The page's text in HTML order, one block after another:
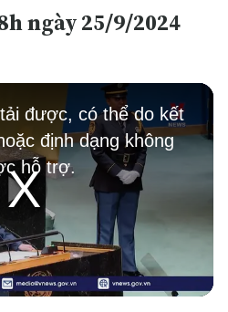
ngày 25/9/2024
Play
Video
được, có thể do kết
định dạng không
hỗ trợ.